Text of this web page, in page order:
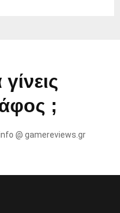
;
@ gamereviews.gr